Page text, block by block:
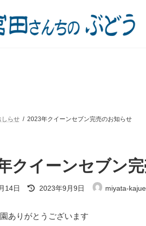
しらせ 2023年クイーンセブン完売のお知らせ
クイーンセブン
14日
最
終
新
日
2023年9月9日 miyata-
ありがとうございます